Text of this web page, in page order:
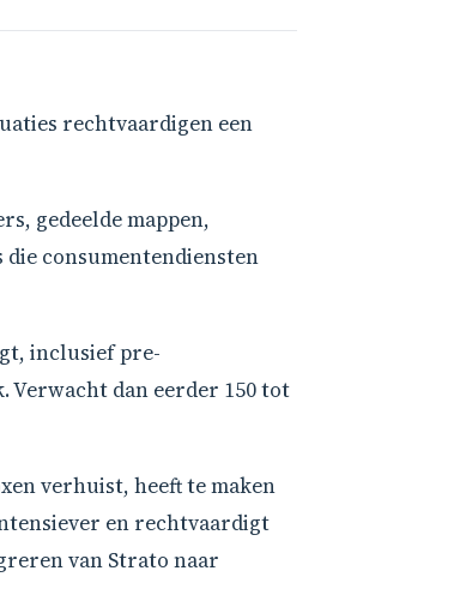
rechtvaardigen een
gedeelde mappen,
consumentendiensten
inclusief pre-
dan eerder 150 tot
verhuist, heeft te maken
en rechtvaardigt
van Strato naar